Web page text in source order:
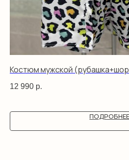
Костюм мужской
12 990 р.
ПОДРОБНЕЕ